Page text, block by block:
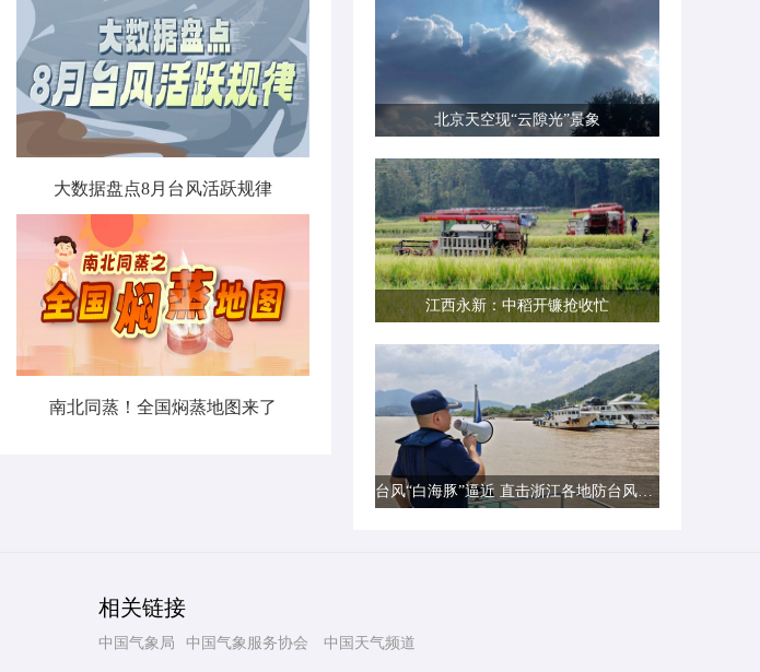
大数据盘点8月台风活跃规律
南北同蒸！全国焖蒸地图来了
北京天空现“云隙光”景象
江西永新：中稻开镰抢收忙
台风“白海豚”逼近 直击浙江各地防台风一线现场
相关链接
中国气象局 中国气象服务协会 中国天气频道